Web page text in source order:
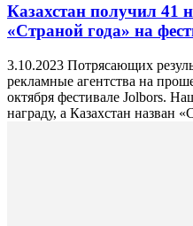
Казахстан получил 41
«Страной года» на
3.10.2023 Потрясающих
рекламные агентства на
октября фестивале Jolbors.
награду, а Казахстан назван